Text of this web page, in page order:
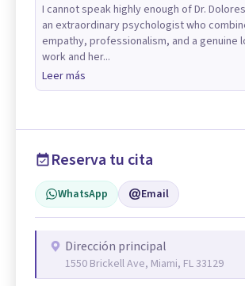
I cannot speak highly enough of Dr.
an extraordinary psychologist who
empathy, professionalism, and a genuine
work and her...
Leer más
Reserva tu cita
WhatsApp Email
Dirección principal
1550 Brickell Ave, Miami, FL 33129